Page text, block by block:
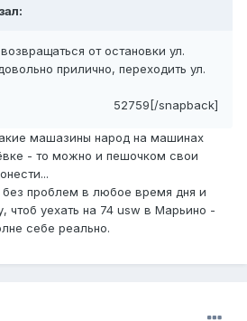
от остановки ул.
прилично, переходить ул.
52759[/snapback]
машазины народ на машинах
- то можно и пешочком свои
проблем в любое время дня и
чтоб уехать на 74 usw в Марьино -
себе реально.